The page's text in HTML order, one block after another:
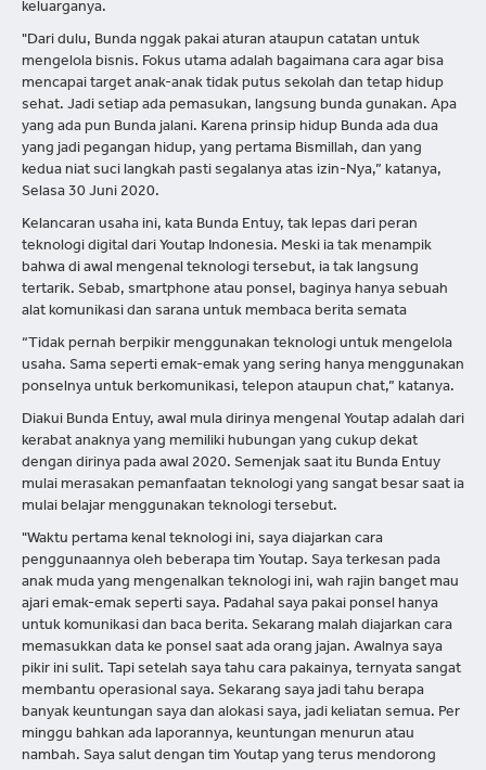
keluarganya.
"Dari dulu, Bunda nggak pakai aturan ataupun catatan untuk
mengelola bisnis. Fokus utama adalah bagaimana cara agar bisa
mencapai target anak-anak tidak putus sekolah dan tetap hidup
sehat. Jadi setiap ada pemasukan, langsung bunda gunakan. Apa
yang ada pun Bunda jalani. Karena prinsip hidup Bunda ada dua
yang jadi pegangan hidup, yang pertama Bismillah, dan yang
kedua niat suci langkah pasti segalanya atas izin-Nya,” katanya,
Selasa 30 Juni 2020.
Kelancaran usaha ini, kata Bunda Entuy, tak lepas dari peran
teknologi digital dari Youtap Indonesia. Meski ia tak menampik
bahwa di awal mengenal teknologi tersebut, ia tak langsung
tertarik. Sebab, smartphone atau ponsel, baginya hanya sebuah
alat komunikasi dan sarana untuk membaca berita semata
“Tidak pernah berpikir menggunakan teknologi untuk mengelola
usaha. Sama seperti emak-emak yang sering hanya menggunakan
ponselnya untuk berkomunikasi, telepon ataupun chat,” katanya.
Diakui Bunda Entuy, awal mula dirinya mengenal Youtap adalah dari
kerabat anaknya yang memiliki hubungan yang cukup dekat
dengan dirinya pada awal 2020. Semenjak saat itu Bunda Entuy
mulai merasakan pemanfaatan teknologi yang sangat besar saat ia
mulai belajar menggunakan teknologi tersebut.
"Waktu pertama kenal teknologi ini, saya diajarkan cara
penggunaannya oleh beberapa tim Youtap. Saya terkesan pada
anak muda yang mengenalkan teknologi ini, wah rajin banget mau
ajari emak-emak seperti saya. Padahal saya pakai ponsel hanya
untuk komunikasi dan baca berita. Sekarang malah diajarkan cara
memasukkan data ke ponsel saat ada orang jajan. Awalnya saya
pikir ini sulit. Tapi setelah saya tahu cara pakainya, ternyata sangat
membantu operasional saya. Sekarang saya jadi tahu berapa
banyak keuntungan saya dan alokasi saya, jadi keliatan semua. Per
minggu bahkan ada laporannya, keuntungan menurun atau
nambah. Saya salut dengan tim Youtap yang terus mendorong